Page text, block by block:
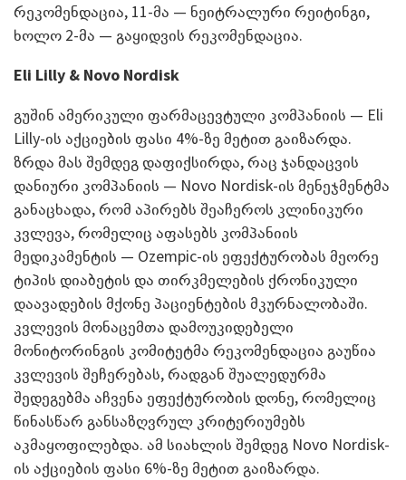
რეკომენდაცია, 11-მა — ნეიტრალური რეიტინგი,
ხოლო 2-მა — გაყიდვის რეკომენდაცია.
Eli Lilly & Novo Nordisk
გუშინ ამერიკული ფარმაცევტული კომპანიის — Eli
Lilly-ის აქციების ფასი 4%-ზე მეტით გაიზარდა.
ზრდა მას შემდეგ დაფიქსირდა, რაც ჯანდაცვის
დანიური კომპანიის — Novo Nordisk-ის მენეჯმენტმა
განაცხადა, რომ აპირებს შეაჩეროს კლინიკური
კვლევა, რომელიც აფასებს კომპანიის
მედიკამენტის — Ozempic-ის ეფექტურობას მეორე
ტიპის დიაბეტის და თირკმელების ქრონიკული
დაავადების მქონე პაციენტების მკურნალობაში.
კვლევის მონაცემთა დამოუკიდებელი
მონიტორინგის კომიტეტმა რეკომენდაცია გაუწია
კვლევის შეჩერებას, რადგან შუალედურმა
შედეგებმა აჩვენა ეფექტურობის დონე, რომელიც
წინასწარ განსაზღვრულ კრიტერიუმებს
აკმაყოფილებდა. ამ სიახლის შემდეგ Novo Nordisk-
ის აქციების ფასი 6%-ზე მეტით გაიზარდა.